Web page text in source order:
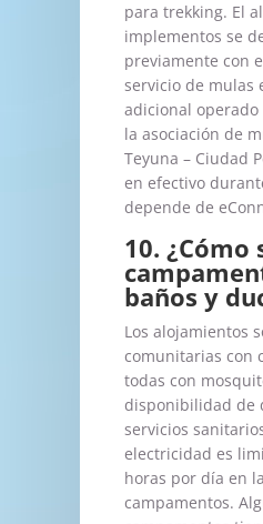
para trekking. El
implementos se
previamente con
servicio de mulas
adicional
la asociación de
Teyuna – Ciudad
en efectivo
depende de
10. ¿Cómo
baños y
Los alojamientos
comunitarias con
todas con
disponibilidad de
servicios
electricidad es
horas por día en
campamentos.